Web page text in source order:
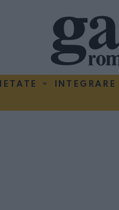
INTEGRARE